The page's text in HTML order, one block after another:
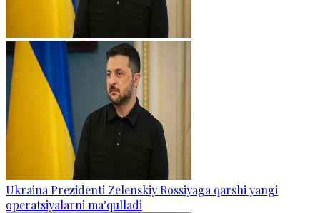
Ukraina Prezidenti Zelenskiy Rossiyaga qarshi yangi
operatsiyalarni ma’qulladi